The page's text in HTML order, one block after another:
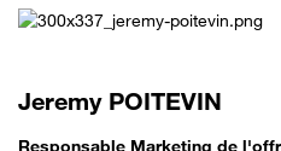
Jeremy POITEVIN
Responsable Marketing de